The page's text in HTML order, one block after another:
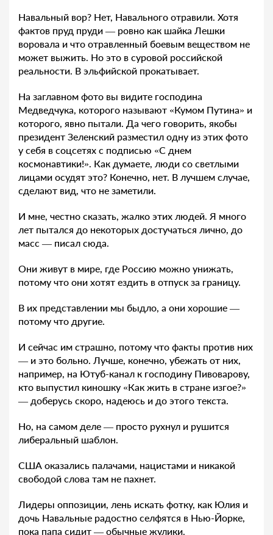
Навальный вор? Нет, Навального отравили. Хотя
фактов пруд пруди — ровно как шайка Лешки
воровала и что отравленный боевым веществом не
может выжить. Но это в суровой российской
реальности. В эльфийской прокатывает.
На заглавном фото вы видите господина
Медведчука, которого называют «Кумом Путина» и
которого, явно пытали. Да чего говорить, якобы
президент Зеленский разместил одну из этих фото
у себя в соцсетях с подписью «С днем
космонавтики!». Как думаете, люди со светлыми
лицами осудят это? Конечно, нет. В лучшем случае,
сделают вид, что не заметили.
И мне, честно сказать, жалко этих людей. Я много
лет пытался до некоторых достучаться лично, до
масс — писал сюда.
Они живут в мире, где Россию можно унижать,
потому что они хотят ездить в отпуск за границу.
В их представлении мы быдло, а они хорошие —
потому что другие.
И сейчас им страшно, потому что факты против них
— и это больно. Лучше, конечно, убежать от них,
например, на Ютуб-канал к господину Пивоварову,
кто выпустил киношку «Как жить в стране изгое?»
— доберусь скоро, надеюсь и до этого текста.
Но, на самом деле — просто рухнул и рушится
либеральный шаблон.
США оказались палачами, нацистами и никакой
свободой слова там не пахнет.
Лидеры оппозиции, лень искать фотку, как Юлия и
дочь Навальные радостно селфятся в Нью-Йорке,
пока папа сидит — обычные жулики.